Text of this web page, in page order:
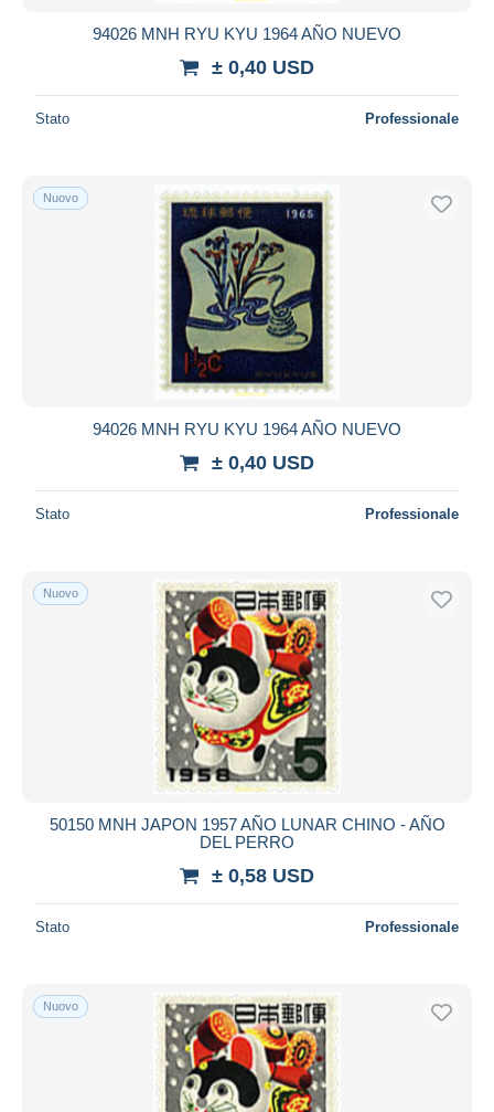
94026 MNH RYU KYU 1964 AÑO NUEVO
± 0,40 USD
Stato Professionale
Nuovo
94026 MNH RYU KYU 1964 AÑO NUEVO
± 0,40 USD
Stato Professionale
Nuovo
50150 MNH JAPON 1957 AÑO LUNAR CHINO - AÑO
DEL PERRO
± 0,58 USD
Stato Professionale
Nuovo